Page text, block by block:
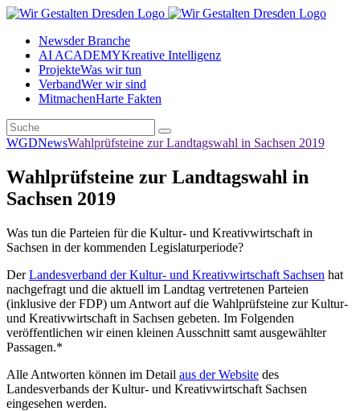
Newsder Branche
AI ACADEMYKreative Intelligenz
ProjekteWas wir tun
VerbandWer wir sind
MitmachenHarte Fakten
WGDNewsWahlprüfsteine zur Landtagswahl in Sachsen 2019
Wahlprüfsteine zur Landtagswahl in
Sachsen 2019
Was tun die Parteien für die Kultur- und Kreativwirtschaft in
Sachsen in der kommenden Legislaturperiode?
DerLandesverband der Kultur- und Kreativwirtschaft Sachsen hat
nachgefragt und die aktuell im Landtag vertretenen Parteien
(inklusive der FDP) um Antwort auf die Wahlprüfsteine zur Kultur-
und Kreativwirtschaft in Sachsen gebeten. Im Folgenden
veröffentlichen wir einen kleinen Ausschnitt samt ausgewählter
Passagen.*
Alle Antworten können im Detail aus der Website des
Landesverbands der Kultur- und Kreativwirtschaft Sachsen
eingesehen werden.